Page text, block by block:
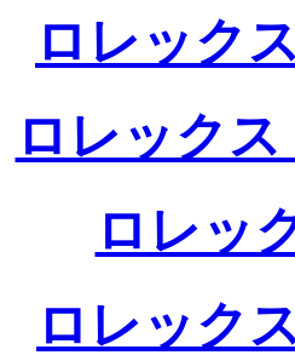
ロレック
ロレック
ロレッ
ロレック